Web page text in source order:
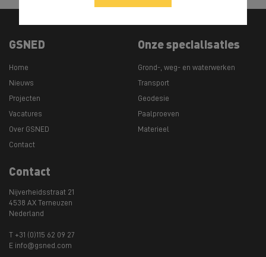
GSNED
Home
Nieuws
Projecten
Vacatures
Over GSNED
Contact
Onze specialisaties
Grond-, weg- en waterwerken
Transport
Geodesie
Paalproeven
Materieel
Contact
Nijverheidsstraat 21
4538 AX Terneuzen
Nederland
T +31 (0)115 62 09 27
E info@gsned.com